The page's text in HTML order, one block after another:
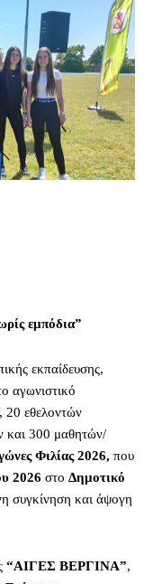
εμπόδια”
εκπαίδευσης,
αγωνιστικό
20 εθελοντών
και 300 μαθητών/
Φιλίας 2026, που
2026 στο Δημοτικό
συγκίνηση και άψογη
“ΑΙΓΕΣ ΒΕΡΓΙΝΑ”,